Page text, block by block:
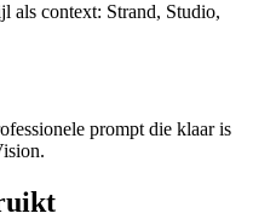
als context: Strand, Studio,
prompt die klaar is